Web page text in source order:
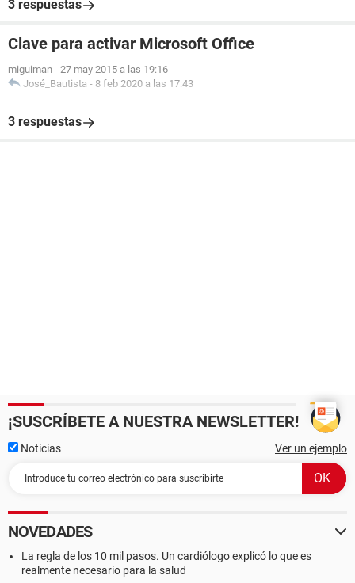
3 respuestas
Clave para activar Microsoft Office
miguiman - 27 may 2015 a las 19:16
José_Bautista - 8 feb 2020 a las 17:43
3 respuestas
¡SUSCRÍBETE A NUESTRA NEWSLETTER!
Noticias Ver un ejemplo
NOVEDADES
La regla de los 10 mil pasos. Un cardiólogo explicó lo que es
realmente necesario para la salud